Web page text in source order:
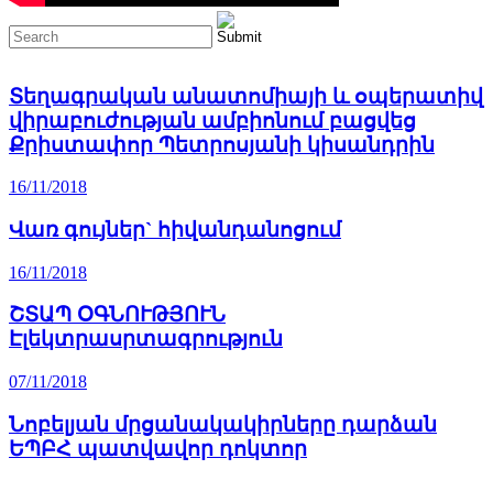
Տեղագրական անատոմիայի և օպերատիվ
վիրաբուժության ամբիոնում բացվեց
Քրիստափոր Պետրոսյանի կիսանդրին
16/11/2018
Վառ գույներ` հիվանդանոցում
16/11/2018
ՇՏԱՊ ՕԳՆՈՒԹՅՈՒՆ
Էլեկտրասրտագրություն
07/11/2018
Նոբելյան մրցանակակիրները դարձան
ԵՊԲՀ պատվավոր դոկտոր